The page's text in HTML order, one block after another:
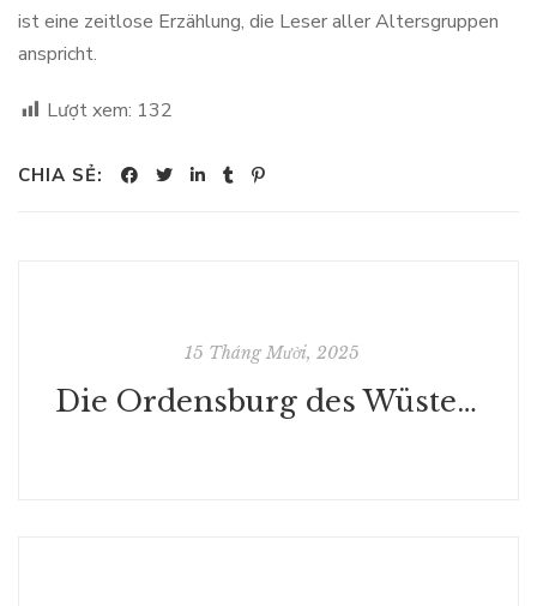
ist eine zeitlose Erzählung, die Leser aller Altersgruppen
anspricht.
Lượt xem: 132
CHIA SẺ:
15 Tháng Mười, 2025
Die Ordensburg des Wüstenplaneten - EPUB PDF